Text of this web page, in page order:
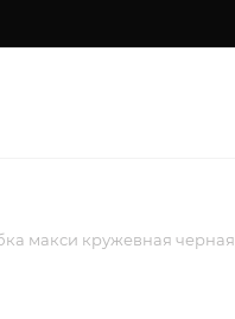
макси кружевная черная